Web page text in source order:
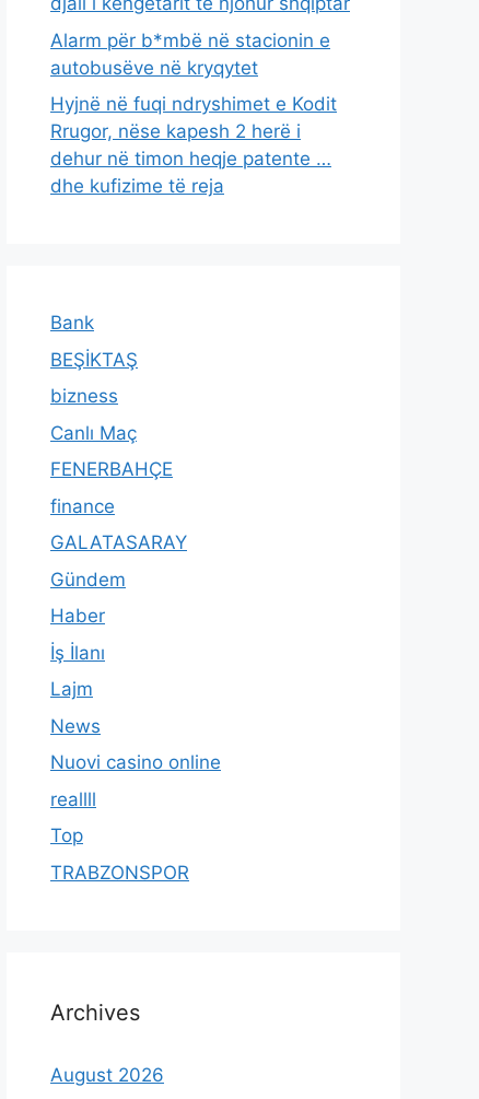
Alarm për b*mbë në stacionin e
autobusëve në kryqytet
Hyjnë në fuqi ndryshimet e Kodit
Rrugor, nëse kapesh 2 herë i
dehur në timon heqje patente …
dhe kufizime të reja
Bank
BEŞİKTAŞ
bizness
Canlı Maç
FENERBAHÇE
finance
GALATASARAY
Gündem
Haber
İş İlanı
Lajm
News
Nuovi casino online
reallll
Top
TRABZONSPOR
Archives
August 2026